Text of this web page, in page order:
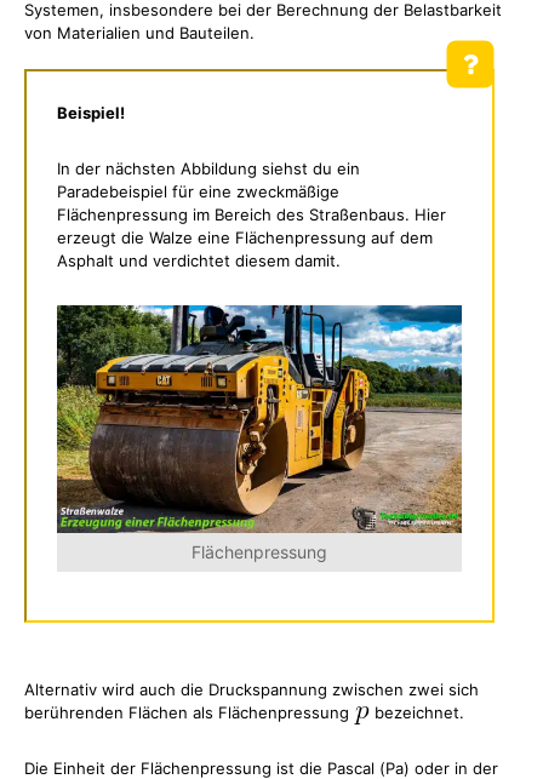
Systemen, insbesondere bei der Berechnung der Belastbarkeit
von Materialien und Bauteilen.
Beispiel!
In der nächsten Abbildung siehst du ein
Paradebeispiel für eine zweckmäßige
Flächenpressung im Bereich des Straßenbaus. Hier
erzeugt die Walze eine Flächenpressung auf dem
Asphalt und verdichtet diesem damit.
Flächenpressung
Alternativ wird auch die Druckspannung zwischen zwei sich
berührenden Flächen als Flächenpressung
bezeichnet.
Die Einheit der Flächenpressung ist die Pascal (Pa) oder in der